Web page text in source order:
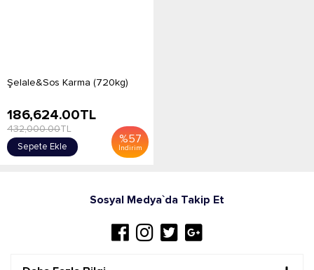
Şelale&Sos Karma (720kg)
%57
İndirim
186,624.00TL
432,000.00TL
Sepete Ekle
Sosyal Medya`da Takip Et